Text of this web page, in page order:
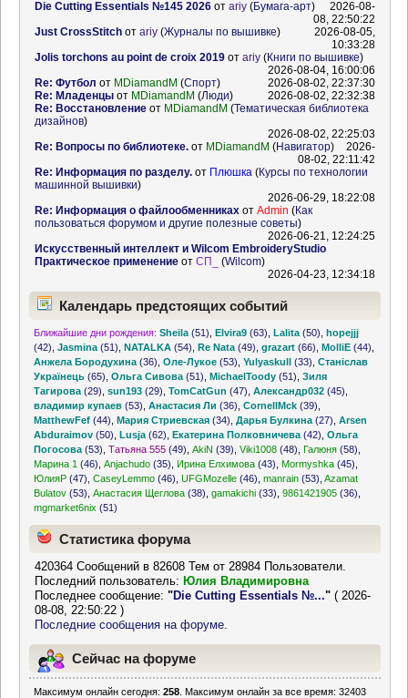
Die Cutting Essentials №145 2026от ariy(Бумага-арт)
2026-08-
08, 22:50:22
Just CrossStitchот ariy(Журналы по вышивке)
2026-08-05,
10:33:28
Jolis torchons au point de croix 2019от ariy(Книги по вышивке)
2026-08-04, 16:00:06
Re: Футбол от MDiamandM (Спорт)
2026-08-02, 22:37:30
Re: Младенцыот MDiamandM (Люди)
2026-08-02, 22:32:38
Re: Восстановлениеот MDiamandM (Тематическая библиотека
дизайнов)
2026-08-02, 22:25:03
Re: Вопросы по библиотеке.от MDiamandM (Навигатор)
2026-
08-02, 22:11:42
Re: Информация по разделу.от Плюшка (Курсы по технологии
машинной вышивки)
2026-06-29, 18:22:08
Re: Информация о файлообменникахот Admin (Как
пользоваться форумом и другие полезные советы)
2026-06-21, 12:24:25
Искусственный интеллект и Wilcom EmbroideryStudio
Практическое применениеот СП_ (Wilcom)
2026-04-23, 12:34:18
Календарь предстоящих событий
Ближайшие дни рождения: Sheila (51) ,Elvira9 (63) ,Lalita (50) ,hopejjj
(42) ,Jasmina (51) ,NATALKA (54) ,Re Nata (49) ,grazart (66) ,MolliE (44)
Анжела Бородухина (36) ,Оле-Лукое (53) ,Yulyaskull (33) ,Станіслав
Українець (65) ,Ольга Сивова (51) ,MichaelToody (51) ,Зиля
Тагирова (29) ,sun193 (29) ,TomCatGun (47) ,Александр032 (45)
владимир купаев (53) ,Анастасия Ли (36) ,CornellMck (39)
MatthewFef (44) ,Мария Стриевская (34) ,Дарья Булкина (27) ,Arsen
Abduraimov (50) ,Lusja (62) ,Екатерина Полковничева (42) ,Ольга
Погосова (53) ,Татьяна 555 (49) ,AkiN (39) ,Viki1008 (48) Галюня (58)
Марина 1 (46) ,Anjachudo (35) Ирина Елхимова (43) Mormyshka (45)
ЮлияР (47) ,CaseyLemmo (46) ,UFGMozelle (46) ,manrain (53) ,Azamat
Bulatov (53) ,Анастасия Щеглова (38) ,gamakichi (33) ,9861421905 (36)
mgmarket6nix (51)
Статистика форума
420364 Сообщений в 82608 Тем от 28984 Пользователи.
Последний пользователь: Юлия Владимировна
Последнее сообщение:"Die Cutting Essentials №..." ( 2026-
08-08, 22:50:22 )
Последние сообщения на форуме.
Сейчас на форуме
Максимум онлайн сегодня:258 . Максимум онлайн за все время: 32403